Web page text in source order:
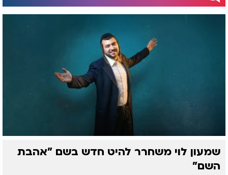
שמעון לוי משחרר להיט חדש בשם "אהבת
השם"